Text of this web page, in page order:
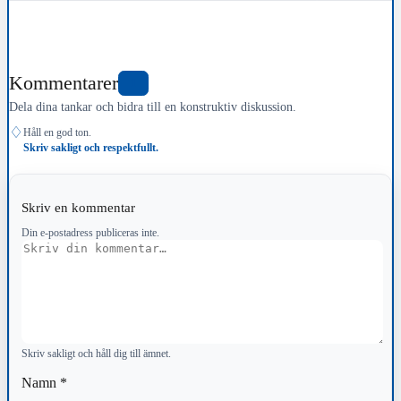
Kommentarer
Dela dina tankar och bidra till en konstruktiv diskussion.
♢ Håll en god ton.
Skriv sakligt och respektfullt.
Skriv en kommentar
Din e-postadress publiceras inte.
Kommentar
Skriv sakligt och håll dig till ämnet.
Namn *